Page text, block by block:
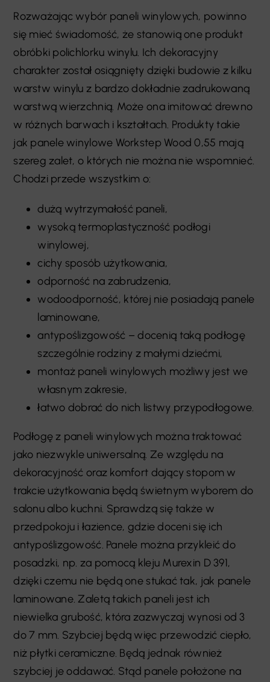
Rozważając wybór paneli winylowych, powinno
się mieć świadomość, że stanowią one produkt
obróbki polichlorku winylu. Ich dekoracyjny
charakter został osiągnięty dzięki budowie z kilku
warstw winylu z bardzo dokładnie zadrukowaną
warstwą wierzchnią. Może ona imitować drewno
w różnych barwach i kształtach. Produkty takie
jak panele winylowe Workstep Wood 0,55 mają
szereg zalet, o których nie można nie wspomnieć.
Chodzi przede wszystkim o:
dużą wytrzymałość paneli,
wysoką termoplastyczność podłogi
winylowej,
cichy sposób użytkowania,
odporność na zabrudzenia,
wodoodporność, której nie posiadają panele
laminowane,
antypoślizgowość – docenią taką podłogę
szczególnie rodziny z małymi dziećmi,
montaż paneli winylowych możliwy jest we
własnym zakresie,
łatwo dobrać do nich listwy przypodłogowe.
Podłogę z paneli winylowych można traktować
jako niezwykle uniwersalną. Ze względu na
dekoracyjność oraz komfort dający stopom w
trakcie użytkowania będą świetnym wyborem do
salonu albo kuchni. Sprawdzą się także w
przedpokoju i łazience, gdzie doceni się ich
antypoślizgowość. Panele można przykleić do
posadzki, np. za pomocą kleju Murexin D 391,
dzięki czemu nie będą one stukać tak, jak panele
laminowane. Zaletą takich paneli jest ich
niewielka grubość, która zazwyczaj wynosi od 3
do 7 mm. Szybciej będą więc przewodzić ciepło,
niż płytki ceramiczne. Będą jednak również
szybciej je oddawać. Stąd panele położone na